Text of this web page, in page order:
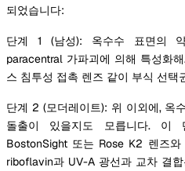
되었습니다:
단계 1 (남성): 옥수수 표면의
paracentral 가파괴에 의해 특성화
스 침투성 접촉 렌즈 같이 부식 선택
단계 2 (모더레이트): 위 이외에, 옥
돌출이 있을지도 모릅니다. 이
BostonSight 또는 Rose K2 렌즈
riboflavin과 UV-A 광선과 교차 결